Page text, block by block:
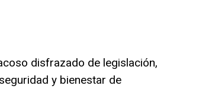
disfrazado de legislación,
y bienestar de